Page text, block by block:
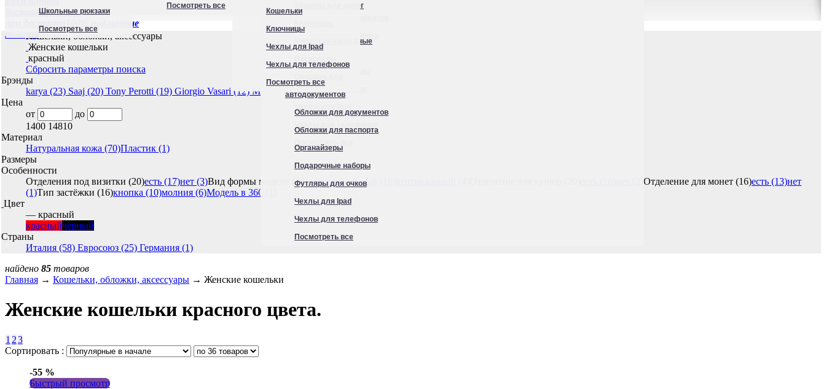
Посмотреть все
Посмотреть все Зажимы для денег
Кошельки нагрудные
автодокументов
Обложки для документов
Обложки для паспорта
Органайзеры
Подарочные наборы
Футляры для очков
Чехлы для Ipad
Чехлы для телефонов
Посмотреть все
Школьные рюкзаки
Посмотреть все
Кошельки
Ключницы
Чехлы для Ipad
Чехлы для телефонов
Посмотреть все
доставка оплата
100% подлинные
товарыКошельки, обложки, аксессуары
Женские кошельки
красный
Сбросить параметры поиска
Брэнды
karya (23) Saaj (20) Tony Perotti (19) Giorgio Vasari (12) Malgrado (6)Sergio Belotti (2)
Цена
от
до
1400 14810
Материал
Натуральная кожа (70)Пластик (1)
Размеры
Особенности
Отделения под визитки (20)есть (17)нет (3)Вид формы модели (20)горизонтальный (16) Отделение для монет (16)есть (13)нет
(1)Тип застёжки (16)кнопка (10)молния (6)Модель в 360 (1)
Цвет
— красный
красныйчерный
Страны
Италия (58) Евросоюз (25) Германия (1)
найдено 85 товаров
Главная → Кошельки, обложки, аксессуары → Женские кошельки
Женские кошельки красного цвета.
1 23
Сортировать :
-55 %
Быстрый просмотр